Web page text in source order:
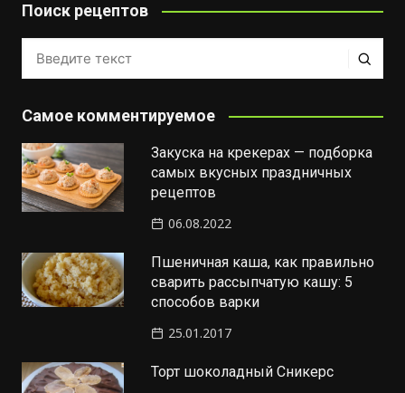
Поиск рецептов
Самое комментируемое
Закуска на крекерах — подборка
самых вкусных праздничных
рецептов
06.08.2022
Пшеничная каша, как правильно
сварить рассыпчатую кашу: 5
способов варки
25.01.2017
Торт шоколадный Сникерс